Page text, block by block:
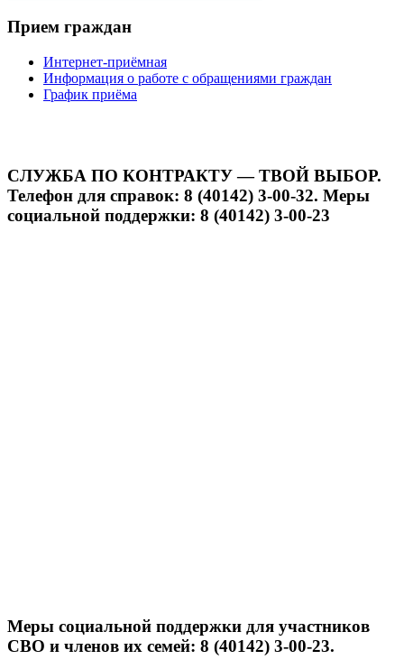
Прием граждан
Интернет-приёмная
Информация о работе с обращениями граждан
График приёма
СЛУЖБА ПО КОНТРАКТУ — ТВОЙ ВЫБОР.
Телефон для справок: 8 (40142) 3-00-32. Меры
социальной поддержки: 8 (40142) 3-00-23
Меры социальной поддержки для участников
СВО и членов их семей: 8 (40142) 3-00-23.